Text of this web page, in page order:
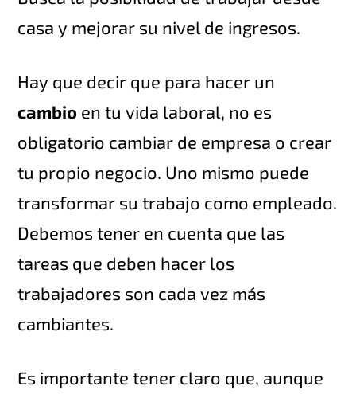
casa y mejorar su nivel de ingresos.
Hay que decir que para hacer un
cambio en tu vida laboral, no es
obligatorio cambiar de empresa o crear
tu propio negocio. Uno mismo puede
transformar su trabajo como empleado.
Debemos tener en cuenta que las
tareas que deben hacer los
trabajadores son cada vez más
cambiantes.
Es importante tener claro que, aunque